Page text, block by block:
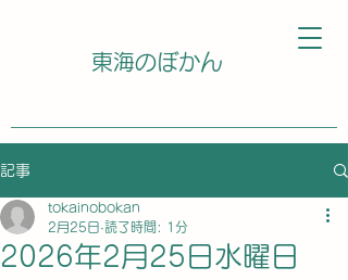
東海のぼかん
記事
2026年2月25日水曜日
tokainobokan
2月25日 読了時間: 1分